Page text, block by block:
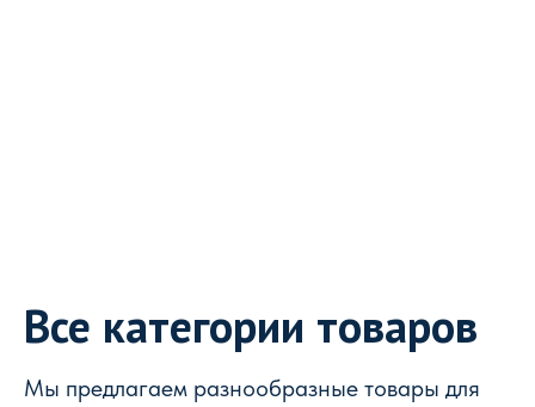
Все категории товаров
Мы предлагаем разнообразные товары для